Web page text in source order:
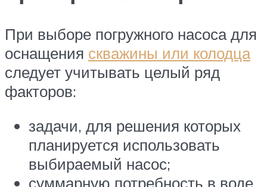
При выборе погружного насоса для
оснащения скважины или колодца
следует учитывать целый ряд
факторов:
задачи, для решения которых
планируется использовать
выбираемый насос;
суммарную потребность в воде,